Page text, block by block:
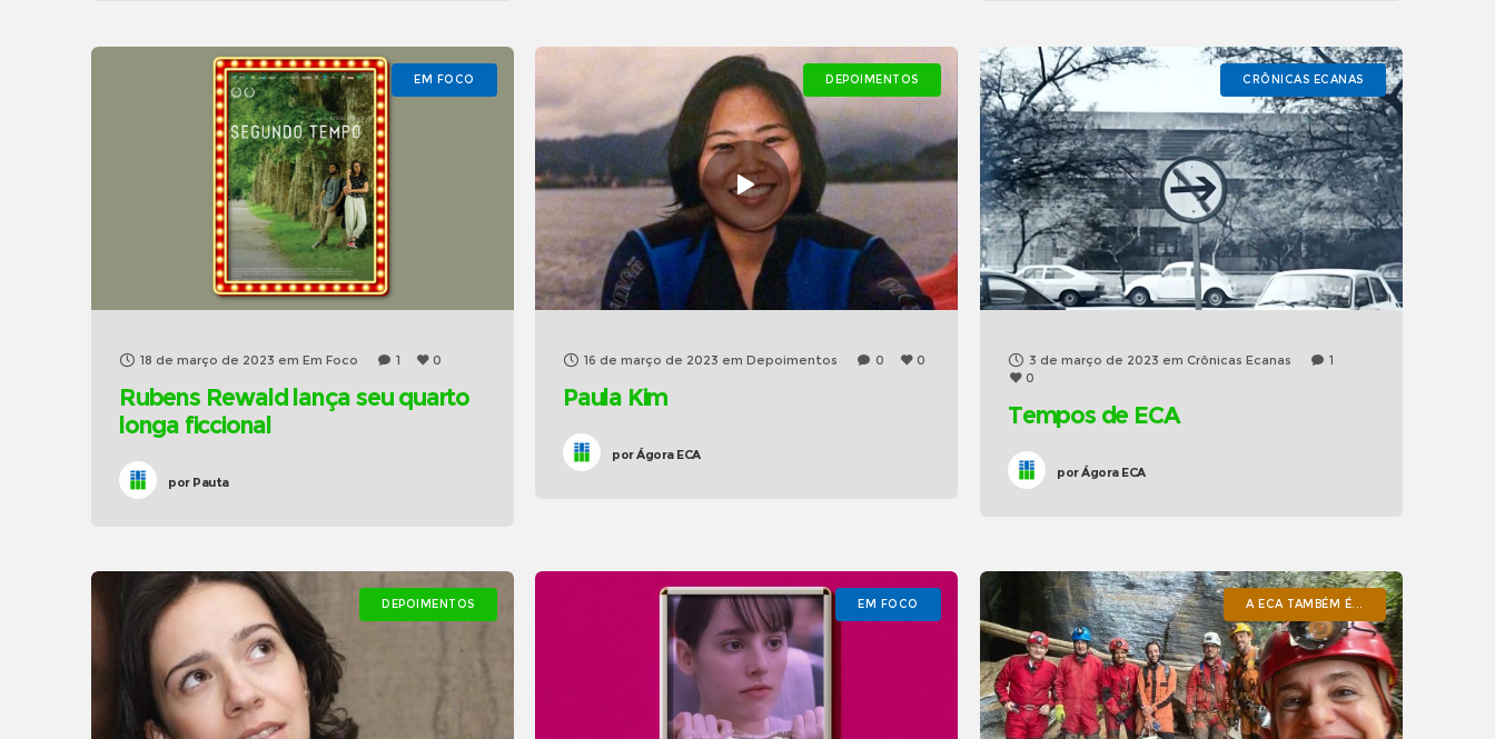
EM FOCO
18 de março de 2023 em Em Foco 1 0
Rubens Rewald lança seu quarto
longa ficcional
porPauta
DEPOIMENTOS
16 de março de 2023 em Depoimentos 0 0
Paula Kim
porÁgora ECA
CRÔNICAS ECANAS
3 de março de 2023 em Crônicas Ecanas
1
0
Tempos de ECA
porÁgora ECA
DEPOIMENTOS EM FOCO A ECA TAMBÉM É...